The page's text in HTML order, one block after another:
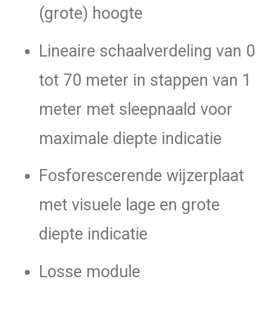
(grote) hoogte
Lineaire schaalverdeling van 0
tot 70 meter in stappen van 1
meter met sleepnaald voor
maximale diepte indicatie
Fosforescerende wijzerplaat
met visuele lage en grote
diepte indicatie
Losse module